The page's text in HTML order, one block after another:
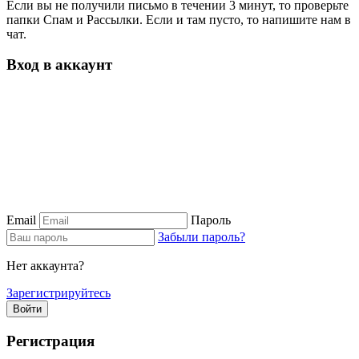
Если вы не получили письмо в течении 3 минут, то проверьте
папки Спам и Рассылки. Если и там пусто, то напишите нам в
чат.
Вход в аккаунт
Email
Пароль
Забыли пароль?
Нет аккаунта?
Зарегистрируйтесь
Войти
Регистрация